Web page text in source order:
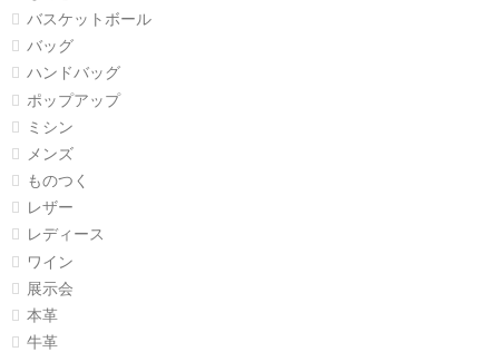
バスケットボール
バッグ
ハンドバッグ
ポップアップ
ミシン
メンズ
ものつく
レザー
レディース
ワイン
展示会
本革
牛革